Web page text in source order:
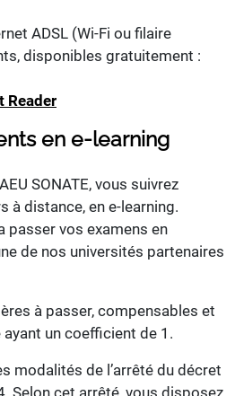
ADSL (Wi-Fi ou filaire
disponibles gratuitement :
Reader
en e-learning
SONATE, vous suivrez
à distance, en e-learning.
passer vos examens en
de nos universités partenaires
à passer, compensables et
un coefficient de 1.
modalités de l’arrêté du décret
Selon cet arrêté, vous disposez